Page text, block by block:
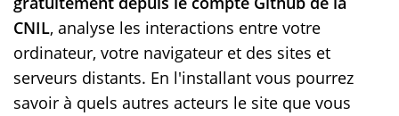
CNIL, analyse les interactions entre votre
ordinateur, votre navigateur et des sites et
serveurs distants. En l'installant vous pourrez
savoir à quels autres acteurs le site que vous